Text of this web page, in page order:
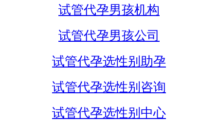
试管代孕男孩机构
试管代孕男孩公司
试管代孕选性别助孕
试管代孕选性别咨询
试管代孕选性别中心